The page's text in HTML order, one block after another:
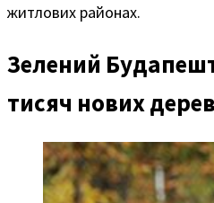
житлових районах.
Зелений
тисяч нових